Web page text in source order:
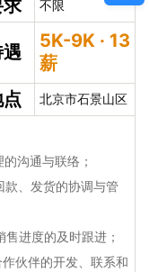
不限
5K-9K · 13
薪
北京市石景山区
沟通与联络；
款、发货的协调与管
进度的及时跟进；
伙伴的开发、联系和